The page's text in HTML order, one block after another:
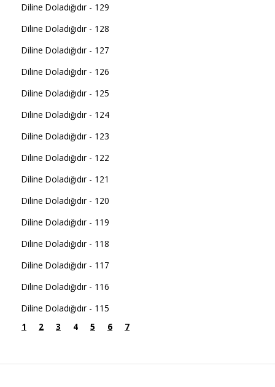
Diline Doladığıdır - 129
Diline Doladığıdır - 128
Diline Doladığıdır - 127
Diline Doladığıdır - 126
Diline Doladığıdır - 125
Diline Doladığıdır - 124
Diline Doladığıdır - 123
Diline Doladığıdır - 122
Diline Doladığıdır - 121
Diline Doladığıdır - 120
Diline Doladığıdır - 119
Diline Doladığıdır - 118
Diline Doladığıdır - 117
Diline Doladığıdır - 116
Diline Doladığıdır - 115
1
2 3 4 5 6 7